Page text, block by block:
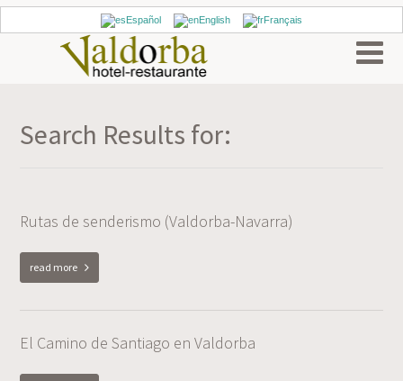
Español English Français
Search Results for:
Rutas de senderismo (Valdorba-Navarra)
read more
El Camino de Santiago en Valdorba